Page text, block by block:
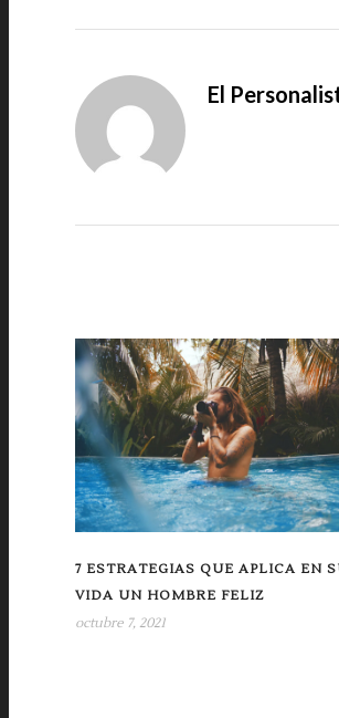
El
7 ESTRATEGIAS QUE APLICA EN
VIDA UN HOMBRE FELIZ
octubre 7, 2021